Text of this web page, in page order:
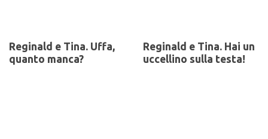
Reginald e Tina. Uffa,
quanto manca?
Reginald e Tina. Hai un
uccellino sulla testa!